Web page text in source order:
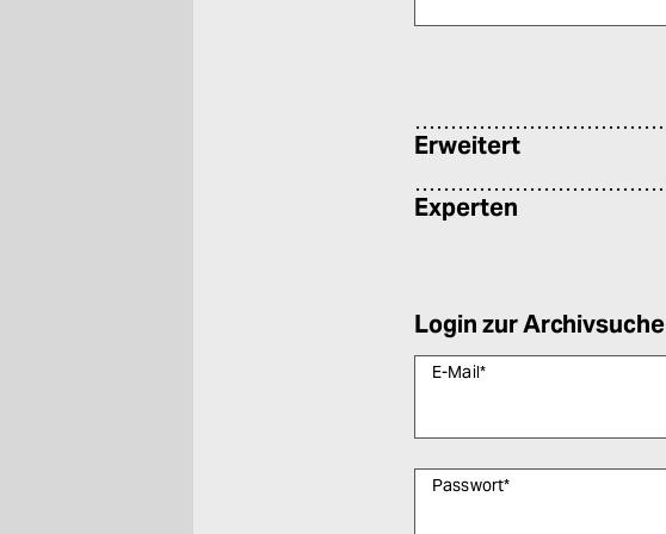
Erweitert
Experten
Login zur Archivsuche
E-Mail*
Passwort*